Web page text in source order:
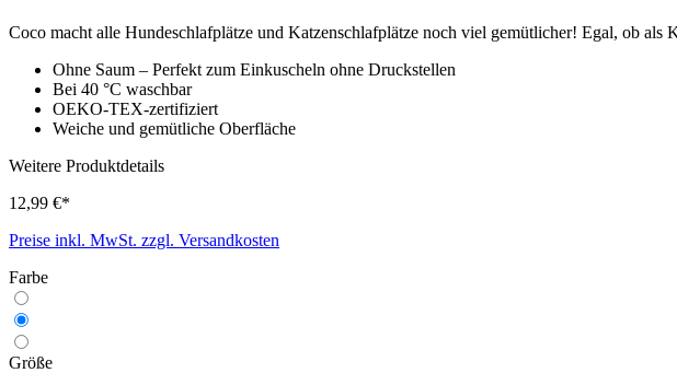
Coco macht alle Hundeschlafplätze und Katzenschlafplätze noch viel gemütlicher! Egal, ob als
Ohne Saum – Perfekt zum Einkuscheln ohne Druckstellen
Bei 40 °C waschbar
OEKO-TEX-zertifiziert
Weiche und gemütliche Oberfläche
Weitere Produktdetails
12,99 €*
Preise inkl. MwSt. zzgl. Versandkosten
Farbe
Größe